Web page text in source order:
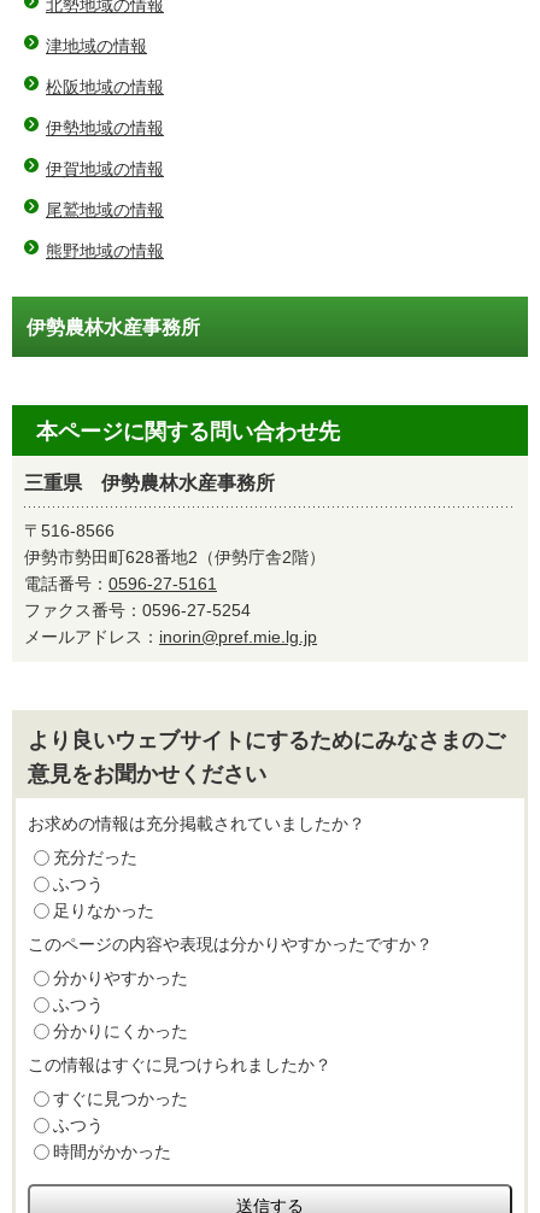
北勢地域の情報
津地域の情報
松阪地域の情報
伊勢地域の情報
伊賀地域の情報
尾鷲地域の情報
熊野地域の情報
伊勢農林水産事務所
本ページに関する問い合わせ先
三重県 伊勢農林水産事務所
〒516-8566
伊勢市勢田町628番地2（伊勢庁舎2階）
電話番号： 0596-27-5161
ファクス番号：0596-27-5254
メールアドレス： inorin@pref.mie.lg.jp
より良いウェブサイトにするためにみなさまのご
意見をお聞かせください
お求めの情報は充分掲載されていましたか？
充分だった
ふつう
足りなかった
このページの内容や表現は分かりやすかったですか？
分かりやすかった
ふつう
分かりにくかった
この情報はすぐに見つけられましたか？
すぐに見つかった
ふつう
時間がかかった